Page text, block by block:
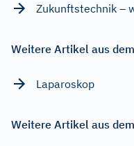
Zukunftstechnik –
Weitere Artikel aus
Laparoskop
Weitere Artikel aus